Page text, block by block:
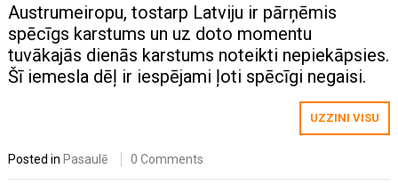
Austrumeiropu, tostarp Latviju ir pārņēmis
spēcīgs karstums un uz doto momentu
tuvākajās dienās karstums noteikti nepiekāpsies.
Šī iemesla dēļ ir iespējami ļoti spēcīgi negaisi.
UZZINI VISU
Posted inPasaulē 0 Comments